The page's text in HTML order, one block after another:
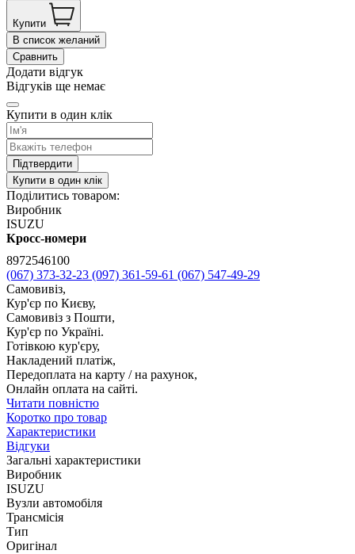
Купити
В список желаний
Сравнить
Додати відгук
Відгуків ще немає
Купити в один клік
Підтвердити
Купити в один клік
Поділитись товаром:
Виробник
ISUZU
Кросс-номери
8972546100
(067) 373-32-23 (097) 361-59-61 (067) 547-49-29
Самовивіз,
Кур'єр по Києву,
Самовивіз з Пошти,
Кур'єр по Україні.
Готівкою кур'єру,
Накладений платіж,
Передоплата на карту / на рахунок,
Онлайн оплата на сайті.
Читати повністю
Коротко про товар
Характеристики
Відгуки
Загальні характеристики
Виробник
ISUZU
Вузли автомобіля
Трансмісія
Тип
Оригінал